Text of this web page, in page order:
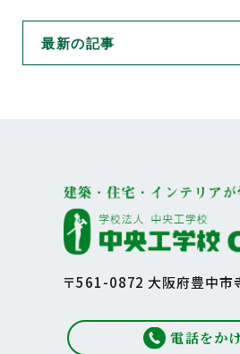
最新の記事
〒561-0872 大阪府豊中市
電話をか